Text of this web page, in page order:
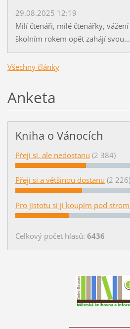
29.08.2025 12:19
Milí čtenáři, milé čtenářky,
školním rokem opět zahájí svou...
Všechny články
Anketa
Kniha o Vánocích
Přeji si, ale nedostanu (2 384)
Přeji si a většinou dostanu (2 226)
Pro jistotu si ji koupím pod
Celkový počet hlasů: 6436